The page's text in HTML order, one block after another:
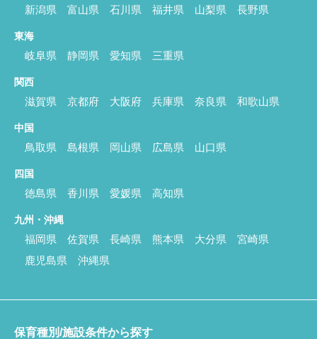
新潟県 富山県 石川県 福井県 山梨県 長野県
東海
岐阜県 静岡県 愛知県 三重県
関西
滋賀県 京都府 大阪府 兵庫県 奈良県 和歌山県
中国
鳥取県 島根県 岡山県 広島県 山口県
四国
徳島県 香川県 愛媛県 高知県
九州・沖縄
福岡県 佐賀県 長崎県 熊本県 大分県
宮崎県
鹿児島県
沖縄県
保育種別/施設条件から探す